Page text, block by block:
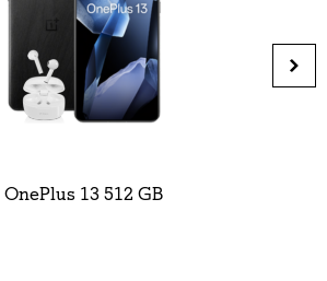
OnePlus 13 512 GB